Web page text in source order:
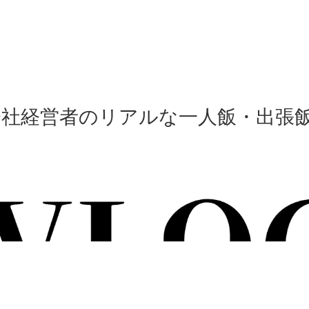
経営者のリアルな一人飯・出張